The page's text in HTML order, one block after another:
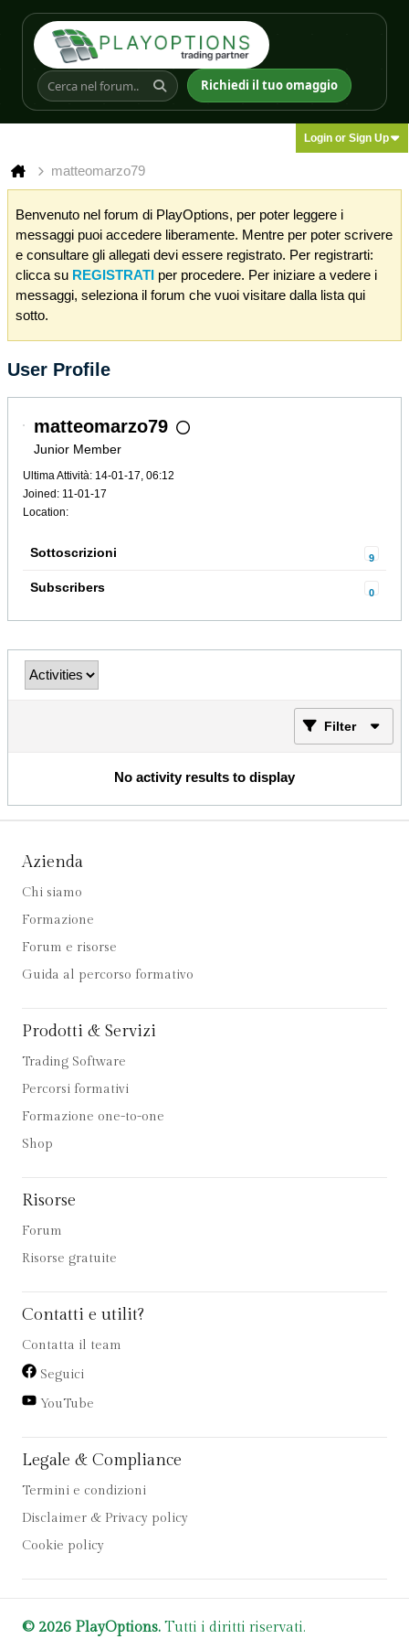
Richiedi il tuo omaggio
Login or Sign Up
matteomarzo79
Benvenuto nel forum di PlayOptions, per poter leggere i
messaggi puoi accedere liberamente. Mentre per poter scrivere
e consultare gli allegati devi essere registrato. Per registrarti:
clicca su REGISTRATI per procedere. Per iniziare a vedere i
messaggi, seleziona il forum che vuoi visitare dalla lista qui
sotto.
User Profile
matteomarzo79
Junior Member
Ultima Attività: 14-01-17, 06:12
Joined: 11-01-17
Location:
Sottoscrizioni 9
Subscribers 0
Filter
No activity results to display
Azienda
Chi siamo
Formazione
Forum e risorse
Guida al percorso formativo
Prodotti & Servizi
Trading Software
Percorsi formativi
Formazione one-to-one
Shop
Risorse
Forum
Risorse gratuite
Contatti e utilit?
Contatta il team
Seguici
YouTube
Legale & Compliance
Termini e condizioni
Disclaimer & Privacy policy
Cookie policy
© 2026 PlayOptions. Tutti i diritti riservati.